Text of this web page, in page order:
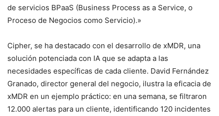
de servicios BPaaS (Business Process as a Service, o
Proceso de Negocios como Servicio).»
Cipher, se ha destacado con el desarrollo de xMDR, una
solución potenciada con IA que se adapta a las
necesidades específicas de cada cliente. David Fernández
Granado, director general del negocio, ilustra la eficacia de
xMDR en un ejemplo práctico: en una semana, se filtraron
12.000 alertas para un cliente, identificando 120 incidentes